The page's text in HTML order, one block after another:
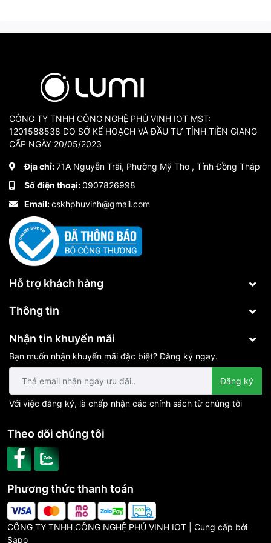
MÃ MOTOR
ẢNH
KHUYẾN MÃI - ƯU ĐÃI
Miễn Phí Công lắp đặt
Tặng gói vật tư 1 triệu
Tặng phiếu mua hàng( Chọn 1 Trong các phiếu bên
dưới)
khiển cổng
Giảm ngay 100 K khi mua thêm tay điều khiển
Giảm ngay 1 Triệu Khi Mua Bộ Chuông Thông Minh
Khu vực khuyến mãi : Long An , Tiền Giang , Bến Tre ,
Vĩnh Long , Trà Vinh , Đồng Tháp
CÔNG TY TNHH CÔNG NGHỆ PHÚ VINH IOT MST:
1201588538 DO SỞ KẾ HOẠCH VÀ ĐẦU TƯ TỈNH TIỀN GIANG
CẤP NGÀY 20/05/2023
Địa chỉ:71A Nguyễn Trãi, Phường Mỹ Tho , Tỉnh Đồng Tháp
Số điện thoại:0907826998
Email:cskhphuvinh@gmail.com
Hỗ trợ khách hàng
Thông tin
Nhận tin khuyến mãi
Bạn muốn nhận khuyến mãi đặc biệt? Đăng ký ngay.
Đăng ký
Với việc đăng ký, là chấp nhận các chính sách từ chúng tôi
CÔNG TY TNHH CÔNG NGHỆ PHÚ VINH IOT | Cung cấp bởi
Sapo
Phương thức thanh toán
Theo dõi chúng tôi